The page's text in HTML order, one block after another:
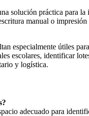
solución práctica para
manual o
especialmente útiles
escolares, identificar
y logística.
adecuado para